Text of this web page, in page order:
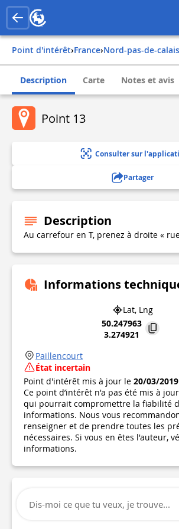
Point d'intérêt› france› nord-pas-de-calais
Description Carte Notes et avis
Point 13
Consulter sur
Partager
Description
Au carrefour en T, prenez à droite «
Informations
Lat, Lng
50.247963
3.274921
Paillencourt
État incertain
Point d'intérêt mis à jour le 20/03/2019
Ce point d’intérêt n'a pas été mis à
qui pourrait compromettre la fiabilité
informations. Nous vous
renseigner et de prendre toutes les
nécessaires. Si vous en êtes l'auteur,
informations.
Dis-moi ce que tu veux, je trouve...